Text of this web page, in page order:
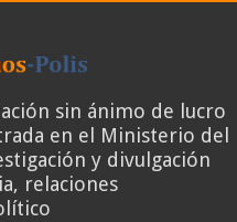
sin ánimo de lucro
en el Ministerio del
y divulgación
relaciones